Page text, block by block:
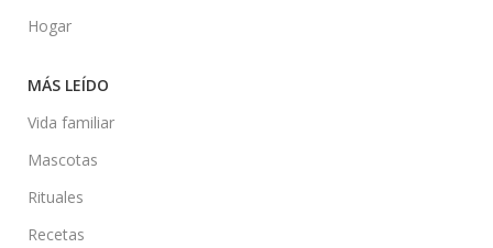
Hogar
MÁS LEÍDO
Vida familiar
Mascotas
Rituales
Recetas